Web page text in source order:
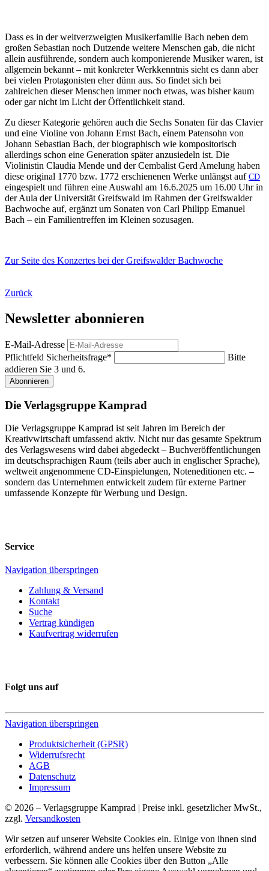
Dass es in der weitverzweigten Musikerfamilie Bach neben dem
großen Sebastian noch Dutzende weitere Menschen gab, die nicht
allein ausführende, sondern auch komponierende Musiker waren, ist
allgemein bekannt – mit konkreter Werkkenntnis sieht es dann aber
bei vielen Protagonisten eher dünn aus. So findet sich bei
zahlreichen dieser Menschen immer noch etwas, was bisher kaum
oder gar nicht im Licht der Öffentlichkeit stand.
Zu dieser Kategorie gehören auch die Sechs Sonaten für das Clavier
und eine Violine von Johann Ernst Bach, einem Patensohn von
Johann Sebastian Bach, der biographisch wie kompositorisch
allerdings schon eine Generation später anzusiedeln ist. Die
Violinistin Claudia Mende und der Cembalist Gerd Amelung haben
diese original 1770 bzw. 1772 erschienenen Werke unlängst auf CD
eingespielt und führen eine Auswahl am 16.6.2025 um 16.00 Uhr in
der Aula der Universität Greifswald im Rahmen der Greifswalder
Bachwoche auf, ergänzt um Sonaten von Carl Philipp Emanuel
Bach – ein Familientreffen im Kleinen sozusagen.
Zur Seite des Konzertes bei der Greifswalder Bachwoche
Zurück
Newsletter abonnieren
E-Mail-Adresse
Pflichtfeld Sicherheitsfrage*
Bitte
addieren Sie 3 und 6.
Abonnieren
Die Verlagsgruppe Kamprad
Die Verlagsgruppe Kamprad ist seit Jahren im Bereich der
Kreativwirtschaft umfassend aktiv. Nicht nur das gesamte Spektrum
des Verlagswesens wird dabei abgedeckt – Buchveröffentlichungen
im deutschsprachigen Raum (teils aber auch in englischer Sprache),
weltweit angenommene CD-Einspielungen, Noteneditionen etc. –
sondern das Unternehmen entwickelt zudem für externe Partner
umfassende Konzepte für Werbung und Design.
Service
Navigation überspringen
Zahlung & Versand
Kontakt
Suche
Vertrag kündigen
Kaufvertrag widerrufen
Folgt uns auf
Navigation überspringen
Produktsicherheit (GPSR)
Widerrufsrecht
AGB
Datenschutz
Impressum
© 2026 – Verlagsgruppe Kamprad | Preise inkl. gesetzlicher MwSt.,
zzgl. Versandkosten
Wir setzen auf unserer Website Cookies ein. Einige von ihnen sind
erforderlich, während andere uns helfen unsere Website zu
verbessern. Sie können alle Cookies über den Button „Alle